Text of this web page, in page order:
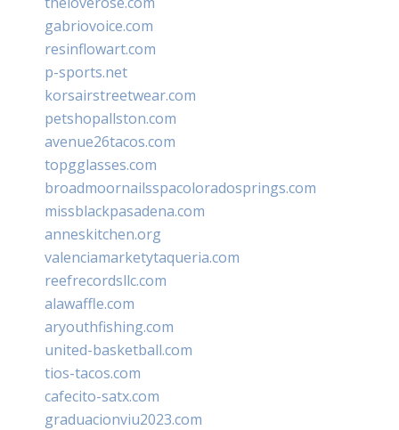
gabriovoice.com
resinflowart.com
p-sports.net
korsairstreetwear.com
petshopallston.com
avenue26tacos.com
topgglasses.com
broadmoornailsspacoloradosprings.com
missblackpasadena.com
anneskitchen.org
valenciamarketytaqueria.com
reefrecordsllc.com
alawaffle.com
aryouthfishing.com
united-basketball.com
tios-tacos.com
cafecito-satx.com
graduacionviu2023.com